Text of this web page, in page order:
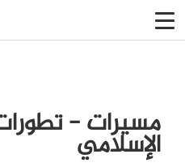
مسيرات -
الإسلامي